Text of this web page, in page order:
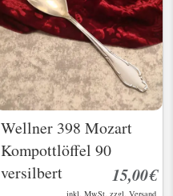
Wellner 398 Mozart
Kompottlöffel 90
versilbert
15,00€
inkl. MwSt. zzgl. Versand